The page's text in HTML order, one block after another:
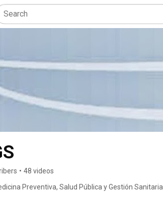
• 48 videos
Preventiva, Salud Pública y Gestión Sanitaria